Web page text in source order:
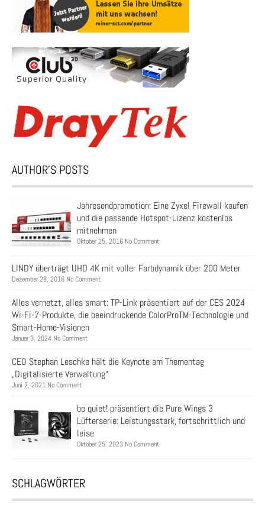
AUTHOR’S POSTS
Jahresendpromotion: Eine Zyxel Firewall kaufen
und die passende Hotspot-Lizenz kostenlos
mitnehmen
Oktober 25, 2016 No Comment
LINDY überträgt UHD 4K mit voller Farbdynamik über 200 Meter
Dezember 28, 2016 No Comment
Alles vernetzt, alles smart: TP-Link präsentiert auf der CES 2024
Wi-Fi-7-Produkte, die beeindruckende ColorProTM-Technologie und
Smart-Home-Visionen
Januar 3, 2024 No Comment
CEO Stephan Leschke hält die Keynote am Thementag
„Digitalisierte Verwaltung“
Juni 7, 2021 No Comment
be quiet! präsentiert die Pure Wings 3
Lüfterserie: Leistungsstark, fortschrittlich und
leise
Oktober 25, 2023 No Comment
SCHLAGWÖRTER